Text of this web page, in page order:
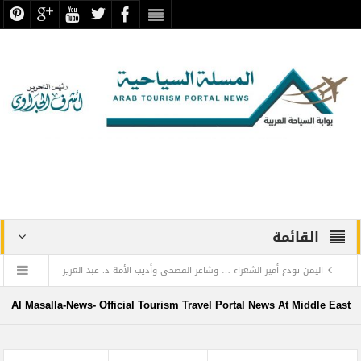
القائمة
اليمن تودع أمير الشعراء … وشاعر الفصحى وأديب الأمة د. عبد العزيز
المقالح
Al Masalla-News- Official Tourism Travel Portal News At Middle East